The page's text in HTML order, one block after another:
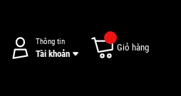
Thông tin
Tài khoản
Giỏ hàng